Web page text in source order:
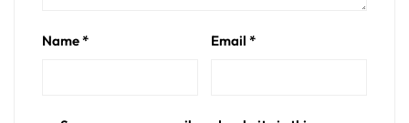
Name* Email*